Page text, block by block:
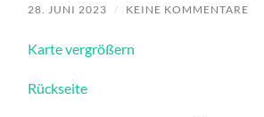
28. JUNI 2023 / KEINE KOMMENTARE
Karte vergrößern
Rückseite